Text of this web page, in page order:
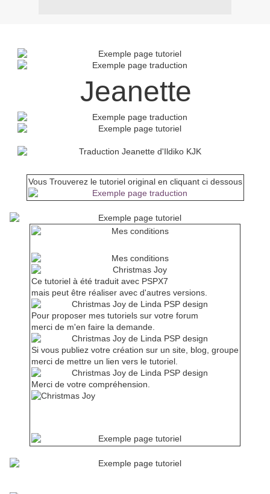
Jeanette
Vous Trouverez le tutoriel original en cliquant ci dessous
Ce tutoriel à été traduit avec PSPX7
mais peut être réaliser avec d'autres versions.
Pour proposer mes tutoriels sur votre forum
merci de m'en faire la demande.
Si vous publiez votre création sur un site, blog, groupe
merci de mettre un lien vers le tutoriel.
Merci de votre compréhension.